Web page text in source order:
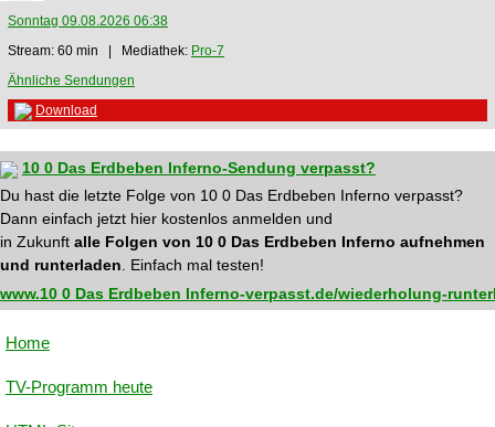
Sonntag 09.08.2026 06:38
Stream: 60 min | Mediathek: Pro-7
Ähnliche Sendungen
Download
10 0 Das Erdbeben Inferno-Sendung verpasst?
Du hast die letzte Folge von 10 0 Das Erdbeben Inferno verpasst?
Dann einfach jetzt hier kostenlos anmelden und
in Zukunft alle Folgen von 10 0 Das Erdbeben Inferno aufnehmen
und runterladen . Einfach mal testen!
www.10 0 Das Erdbeben Inferno-verpasst.de/wiederholung-
Home
TV-Programm heute